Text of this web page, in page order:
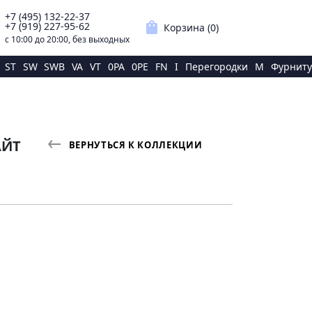
+7 (495) 132-22-37
+7 (919) 227-95-62
с 10:00 до 20:00, без выходных
shopping_bag Корзина (0)
ST SW SWB VA VT 0PA 0PE FN I Перегородки M
ВЕРНУТЬСЯ К КОЛЛЕКЦИИ